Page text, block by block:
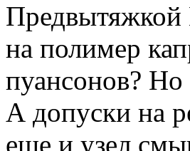
Предвытяжкой
на полимер
пуансонов? Но
А допуски на
еще и узел